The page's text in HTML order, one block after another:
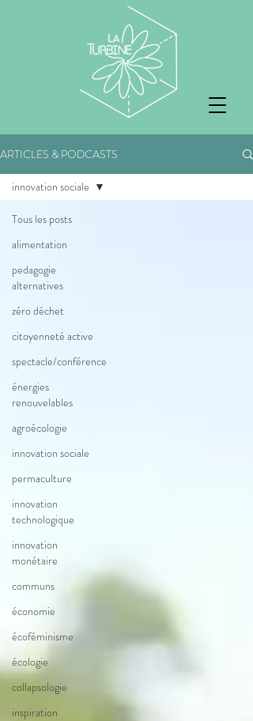
ARTICLES & PODCASTS
Tous les posts
alimentation
pedagogie
alternatives
zéro déchet
citoyenneté active
spectacle/conférence
énergies
renouvelables
agroécologie
innovation sociale
permaculture
innovation
technologique
innovation
monétaire
communs
économie
écoféminisme
écologie
collapsologie
inspiration
innovation sociale